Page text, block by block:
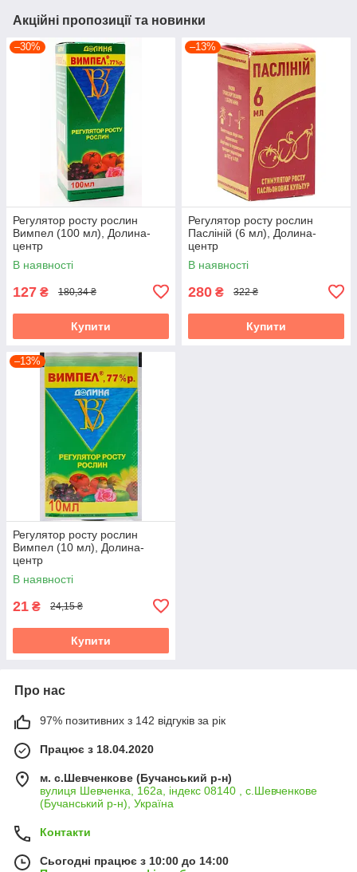
Акційні пропозиції та новинки
–30%
Регулятор росту рослин
Вимпел (100 мл), Долина-
центр
В наявності
127 ₴ 180,34 ₴
Купити
–13%
Регулятор росту рослин
Пасліній (6 мл), Долина-
центр
В наявності
280 ₴ 322 ₴
Купити
–13%
Регулятор росту рослин
Вимпел (10 мл), Долина-
центр
В наявності
21 ₴ 24,15 ₴
Купити
Про нас
97% позитивних з 142 відгуків за рік
Працює з 18.04.2020
м. с.Шевченкове (Бучанський р-н)
вулиця Шевченка, 162а, індекс 08140 , с.Шевченкове
(Бучанський р-н), Україна
Контакти
Сьогодні працює з 10:00 до 14:00